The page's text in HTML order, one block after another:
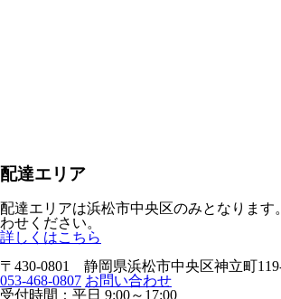
配達エリア
配達エリアは浜松市中央区のみとなります
わせください。
詳しくはこちら
〒430-0801 静岡県浜松市中央区神立町
053-468-0807 お問い合わせ
受付時間：平日 9:00～17:00